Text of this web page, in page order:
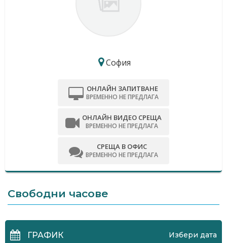
София
ОНЛАЙН ЗАПИТВАНЕ
ВРЕМЕННО НЕ ПРЕДЛАГА
ОНЛАЙН ВИДЕО СРЕЩА
ВРЕМЕННО НЕ ПРЕДЛАГА
СРЕЩА В ОФИС
ВРЕМЕННО НЕ ПРЕДЛАГА
Свободни часове
ГРАФИК Избери дата